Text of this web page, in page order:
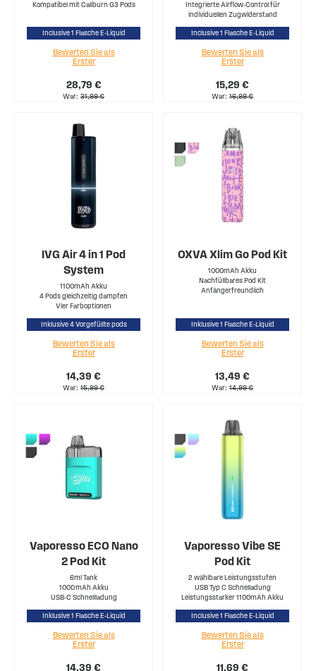
Kompatibel mit Caliburn G3 Pods
Inclusive 1 Flasche E-Liquid
28,79 €
War 31,99 €
Bewerten Sie als
Erster
Integrierte Airflow‑Control für
individuellen Zugwiderstand
Inclusive 1 Flasche E-Liquid
15,29 €
War 16,99 €
Bewerten Sie als
Erster
IVG Air 4 in 1 Pod
System
1100mAh Akku
4 Pods gleichzeitig dampfen
Vier Farboptionen
Inklusive 4 Vorgefüllte pods
14,39 €
War 15,99 €
Bewerten Sie als
Erster
OXVA Xlim Go Pod Kit
1000mAh Akku
Nachfüllbares Pod Kit
Anfängerfreundlich
Inklusive 1 Flasche E-Liquid
13,49 €
War 14,99 €
Bewerten Sie als
Erster
Vaporesso ECO Nano
2 Pod Kit
6ml Tank
1000 mAh Akku
USB-C Schnellladung
Inklusive 1 Flasche E-Liquid
14,39 €
Bewerten Sie als
Erster
Vaporesso Vibe SE
Pod Kit
2 wählbare Leistungsstufen
USB Typ C Schnelladung
Leistungsstarker 1100mAh Akku
Inclusive 1 Flasche E-Liquid
11,69 €
Bewerten Sie als
Erster